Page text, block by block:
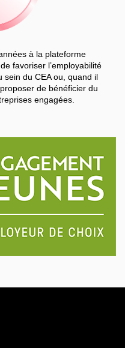
à la plateforme
favoriser l’employabilité
sein du CEA ou, quand il
de bénéficier du
engagées.